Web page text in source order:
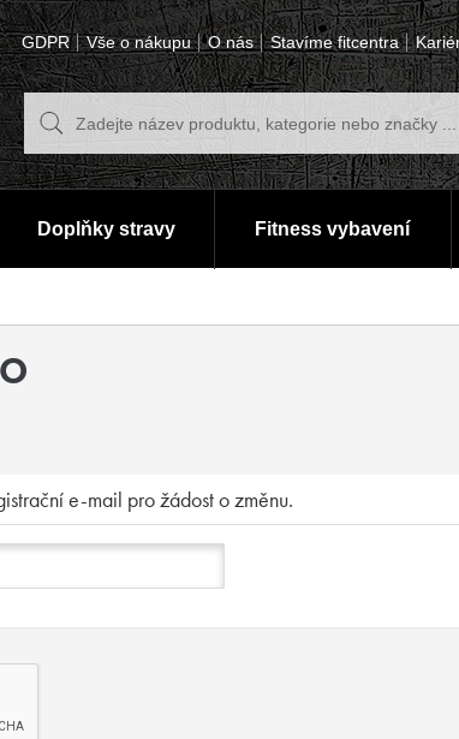
GDPR Vše o nákupu O nás Stavíme fitcentra
Doplňky stravy Fitness vybavení
e-mail pro žádost o změnu.